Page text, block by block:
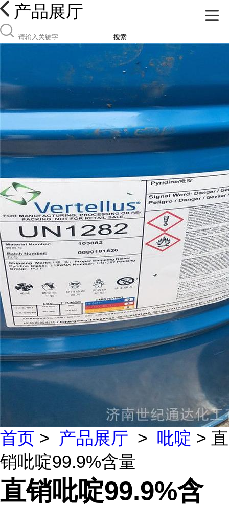
产品展厅
搜索
首页 > 产品展厅 > 吡啶 > 直
销吡啶99.9%含量
直销吡啶99.9%含